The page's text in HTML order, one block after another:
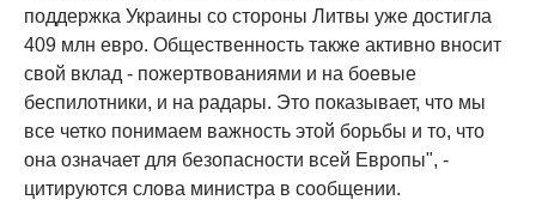
поддержка Украины со стороны Литвы уже достигла
409 млн евро. Общественность также активно вносит
свой вклад - пожертвованиями и на боевые
беспилотники, и на радары. Это показывает, что мы
все четко понимаем важность этой борьбы и то, что
она означает для безопасности всей Европы", -
цитируются слова министра в сообщении.